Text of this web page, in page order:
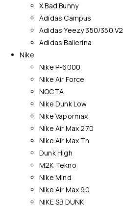
X Bad Bunny
Adidas Campus
Adidas Yeezy 350/350 V2
Adidas Ballerina
Nike
Nike P-6000
Nike Air Force
NOCTA
Nike Dunk Low
Nike Vapormax
Nike Air Max 270
Nike Air Max Tn
Dunk High
M2K Tekno
Nike Mind
Nike Air Max 90
NIKE SB DUNK